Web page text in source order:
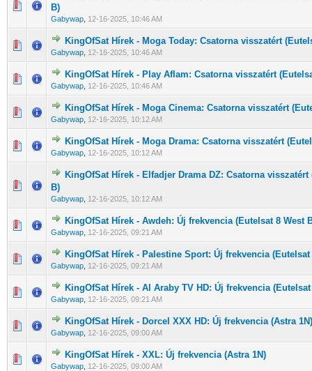
B)
Gabywap 12-16-2025, 10:46 AM
KingOfSat Hírek - Moga Today: Csatorna visszatért
Gabywap 12-16-2025, 10:46 AM
0 Szavazat - 0 / 5 átlagban
123 45
KingOfSat Hírek - Play Aflam: Csatorna visszatért
Gabywap 12-16-2025, 10:46 AM
0 Szavazat - 0 / 5 átlagban
12 345
KingOfSat Hírek - Moga Cinema: Csatorna visszatért
Gabywap 12-16-2025, 10:12 AM
0 Szavazat - 0 / 5 átlagban
123 45
KingOfSat Hírek - Moga Drama: Csatorna visszatért
Gabywap 12-16-2025, 10:12 AM
0 Szavazat - 0 / 5 átlagban
123 45
KingOfSat Hírek - Elfadjer Drama DZ: Csatorna visszatért
B)
Gabywap 12-16-2025, 10:12 AM
KingOfSat Hírek - Awdeh: Új frekvencia (Eutelsat 8 West
Gabywap 12-16-2025, 09:21 AM
0 Szavazat - 0 / 5 átlagban
12345
KingOfSat Hírek - Palestine Sport: Új frekvencia (Eutelsat
Gabywap 12-16-2025, 09:21 AM
0 Szavazat - 0 / 5 átlagban
12345
KingOfSat Hírek - Al Araby TV HD: Új frekvencia
Gabywap 12-16-2025, 09:21 AM
0 Szavazat - 0 / 5 átlagban
12345
KingOfSat Hírek - Dorcel XXX HD: Új frekvencia (Astra 1N)
Gabywap 12-16-2025, 09:00 AM
0 Szavazat - 0 / 5 átlagban
1234 5
KingOfSat Hírek - XXL: Új frekvencia (Astra 1N)
Gabywap 12-16-2025, 09:00 AM
0 Szavazat - 0 / 5 átlagban
12345